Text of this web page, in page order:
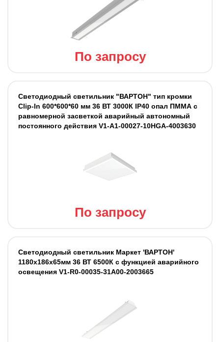
По запросу
Светодиодный светильник "ВАРТОН" тип кромки
Clip-In 600*600*60 мм 36 ВТ 3000К IP40 опал ПММА с
равномерной засветкой аварийный автономный
постоянного действия V1-A1-00027-10HGA-4003630
По запросу
Светодиодный светильник Маркет 'ВАРТОН'
1180х186х65мм 36 ВТ 6500К с функцией аварийного
освещения V1-R0-00035-31A00-2003665